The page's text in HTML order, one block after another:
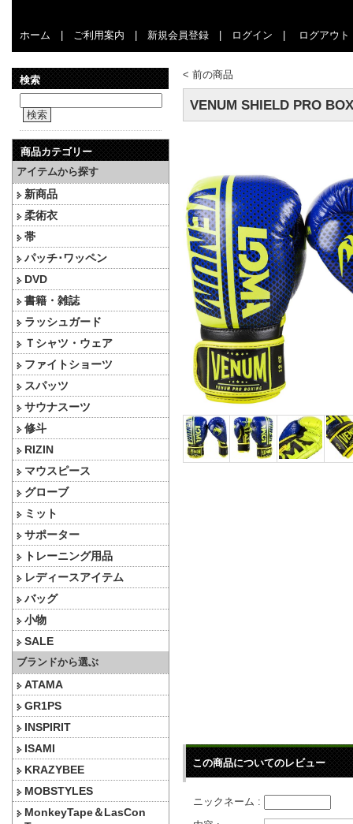
ホーム ご利用案内 新規会員登録 ログイン ログアウト
検索
検索
商品カテゴリー
アイテムから探す
新商品
柔術衣
帯
パッチ･ワッペン
DVD
書籍・雑誌
ラッシュガード
Ｔシャツ・ウェア
ファイトショーツ
スパッツ
サウナスーツ
修斗
RIZIN
マウスピース
グローブ
ミット
サポーター
トレーニング用品
レディースアイテム
バッグ
小物
SALE
ブランドから選ぶ
ATAMA
GR1PS
INSPIRIT
ISAMI
KRAZYBEE
MOBSTYLES
MonkeyTape＆LasCon
< 前の商品
VENUM SHIELD PRO
この商品についてのレビュー
ニックネーム :